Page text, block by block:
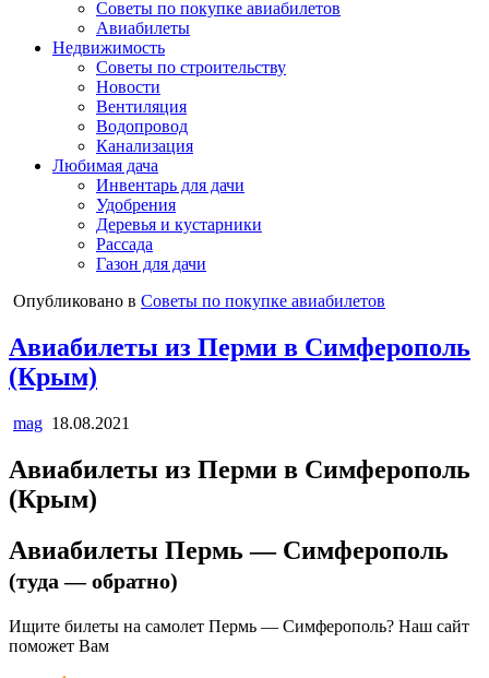
Советы по покупке авиабилетов
Авиабилеты
Недвижимость
Советы по строительству
Новости
Вентиляция
Водопровод
Канализация
Любимая дача
Инвентарь для дачи
Удобрения
Деревья и кустарники
Рассада
Газон для дачи
Опубликовано в Советы по покупке авиабилетов
Авиабилеты из Перми в Симферополь
(Крым)
mag 18.08.2021
Авиабилеты из Перми в Симферополь
(Крым)
Авиабилеты Пермь — Симферополь
(туда — обратно)
Ищите билеты на самолет Пермь — Симферополь? Наш сайт
поможет Вам